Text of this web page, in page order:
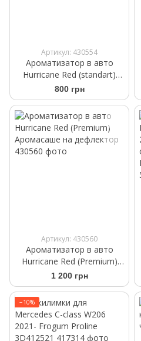
Артикул: 430554
Ароматизатор в авто
Hurricane Red (standart)
Аромасаше на дефлектор
800 грн
Артикул: 430560
Ароматизатор в авто
Hurricane Red (Premium)
Аромасаше на дефлектор
1 200 грн
−10%